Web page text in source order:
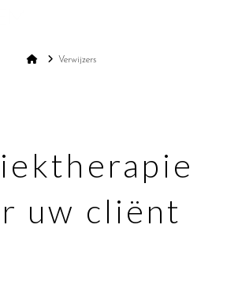
HomeVerwijzers
uw cliënt